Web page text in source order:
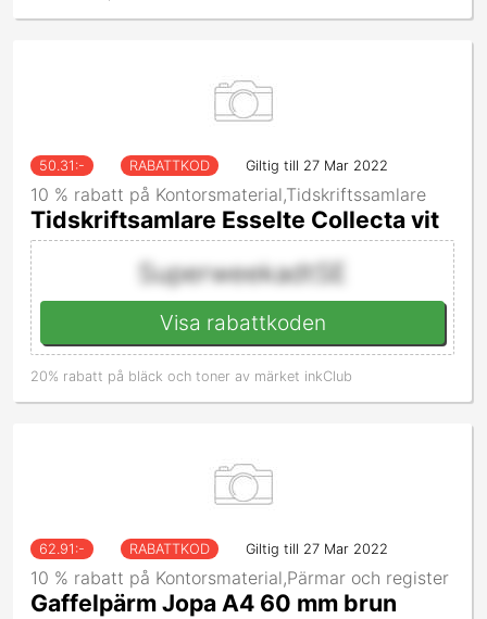
50.31 :- RABATTKOD Giltig till 27 Mar 2022
10 % rabatt på Kontorsmaterial,Tidskriftssamlare
Tidskriftsamlare Esselte Collecta vit
SuperweekadtSE
Visa rabattkoden
20% rabatt på bläck och toner av märket inkClub
62.91 :- RABATTKOD Giltig till 27 Mar 2022
10 % rabatt på Kontorsmaterial,Pärmar och register
Gaffelpärm Jopa A4 60 mm brun